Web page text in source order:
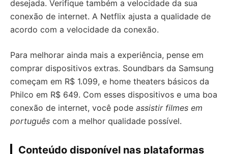
desejada. Verifique também a velocidade da sua
conexão de internet. A Netflix ajusta a qualidade de
acordo com a velocidade da conexão.
Para melhorar ainda mais a experiência, pense em
comprar dispositivos extras. Soundbars da Samsung
começam em R$ 1.099, e home theaters básicos da
Philco em R$ 649. Com esses dispositivos e uma boa
conexão de internet, você pode assistir filmes em
português com a melhor qualidade possível.
Conteúdo disponível nas plataformas